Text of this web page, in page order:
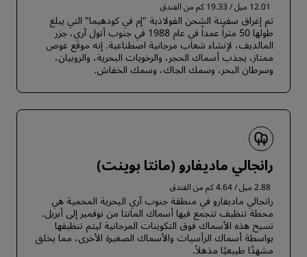
12.01 ميل / 19.33 كم من الفندق
تم إغراق سفينة الشحن الفولاذية "إم في كودهيما" التي يبلغ
طولها 50 متراً عمداً في عام 1988 في جنوب أتول آري، جزر
المالديف، لإنشاء شعاب مرجانية اصطناعية. إنه موقع غوص
ممتاز، يجذب أسماك الحجر، والرخويات البحرية، والروبيان،
وسرطان البحر، وسمك الجاك، وسمك الخفاش.
رانجالي ماديفارو (مانتا بوينت)
2.88 ميل / 4.64 كم من الفندق
رانجالي ماديفارو في منطقة جنوب آري البحرية المحمية هي
محطة تنظيف تتجمع فيها أسماك المانتا من نوفمبر إلى أبريل.
تسبح هذه الأسماك فوق التكوينات المرجانية ليتم تنظيفها
بواسطة أسماك الرأسيات والأسماك الصغيرة الأخرى، مما يخلق
مشهدًا طبيعيًا مذهلاً.